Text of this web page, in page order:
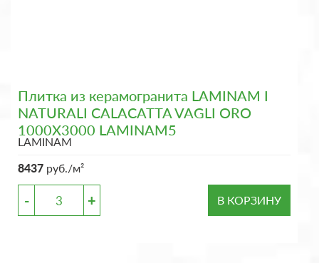
Плитка из керамогранита LAMINAM I
NATURALI CALACATTA VAGLI ORO
1000X3000 LAMINAM5
LAMINAM
8437 руб./м²
- + В КОРЗИНУ